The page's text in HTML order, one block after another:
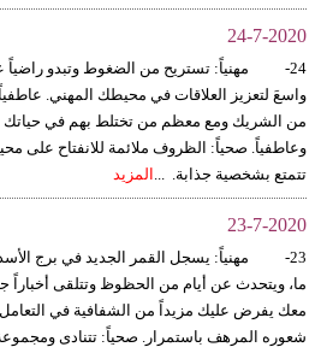
24-7-2020
24- مهنياً: تستريح من الضغوط وتبدو راضياً
واسعَ لتعزيز العلاقات في محيطك المهني.
من الشريك ومع معظم من تختلط بهم في حياتك
وعاطفياً. صحياً: الظروف ملائمة للانفتاح على
تتمتع بشخصية جذابة. ... المزيد
23-7-2020
23- مهنياً: يسجل القمر الجديد في برج
ما، ويتحدث عن أيام من الحظوظ وتتلقى
معك يفرض عليك مزيداً من الشفافية في
شعوره المرهف باستمرار. صحياً: تتنادى